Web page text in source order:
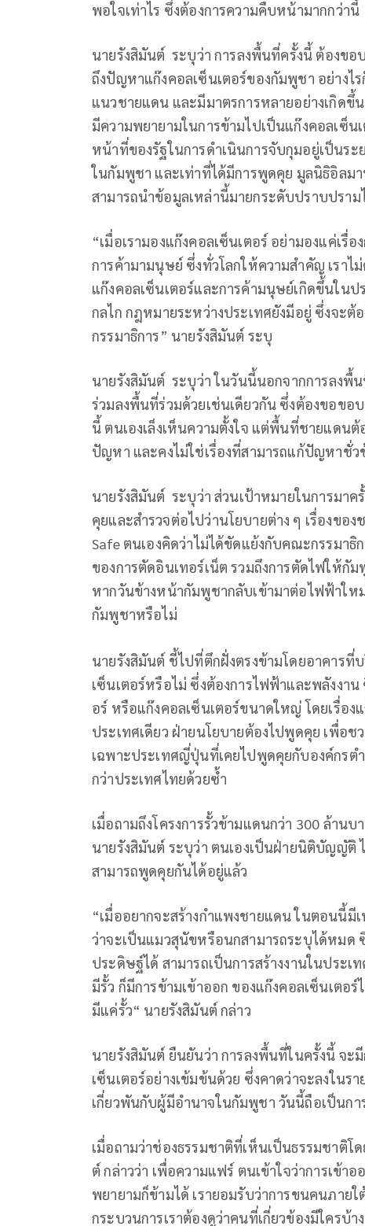
พอใจเท่าไร ซึ่งต้องการความคืบหน้ามากกว่านี้
นายรังสิมันต์ ระบุว่า การลงพื้นที่ครั้งนี้ ต้องข
ถึงปัญหาแก๊งคอลเซ็นเตอร์ของกัมพูชา อย่าง
แนวชายแดน และมีมาตรการหลายอย่างเกิดขึ้
มีความพยายามในการข้ามไปเป็นแก๊งคอลเซ็น
หน้าที่ของรัฐในการดำเนินการจับกุมอยู่เป็นร
ในกัมพูชา และเท่าที่ได้มีการพูดคุย มูลนิธิอิลม
สามารถนำข้อมูลเหล่านี้มายกระดับปราบปราม
“เมื่อเรามองแก๊งคอลเซ็นเตอร์ อย่ามองแค่เรื่
การค้ามามนุษย์ ซึ่งทั่วโลกให้ความสำคัญ เร
แก๊งคอลเซ็นเตอร์และการค้ามนุษย์เกิดขึ้นใน
กลไก กฎหมายระหว่างประเทศยังมีอยู่ ซึ่งจะ
กรรมาธิการ” นายรังสิมันต์ ระบุ
นายรังสิมันต์ ระบุว่า ในวันนี้นอกจากการลงพื้
ร่วมลงพื้นที่ร่วมด้วยเช่นเดียวกัน ซึ่งต้องขอข
นี้ ตนเองเล็งเห็นความตั้งใจ แต่พื้นที่ชายแดน
ปัญหา และคงไม่ใช่เรื่องที่สามารถแก้ปัญหาชั่ว
นายรังสิมันต์ ระบุว่า ส่วนเป้าหมายในการมา
คุยและสำรวจต่อไปว่านโยบายต่าง ๆ เรื่องขอ
Safe ตนเองคิดว่าไม่ได้ขัดแย้งกับคณะกรรมาธิ
ของการตัดอินเทอร์เน็ต รวมถึงการตัดไฟให้
หากวันข้างหน้ากัมพูชากลับเข้ามาต่อไฟฟ้าให
กัมพูชาหรือไม่
นายรังสิมันต์ ชี้ไปที่ตึกฝั่งตรงข้ามโดยอาคาร
เซ็นเตอร์หรือไม่ ซึ่งต้องการไฟฟ้าและพลังงาน
อร์ หรือแก๊งคอลเซ็นเตอร์ขนาดใหญ่ โดยเรื่อ
ประเทศเดียว ฝ่ายนโยบายต้องไปพูดคุย เพื่อ
เฉพาะประเทศญี่ปุ่นที่เคยไปพูดคุยกับองค์กรต
กว่าประเทศไทยด้วยซ้ำ
เมื่อถามถึงโครงการรั้วข้ามแดนกว่า 300 ล้าน
นายรังสิมันต์ ระบุว่า ตนเองเป็นฝ่ายนิติบัญญัติ
สามารถพูดคุยกันได้อยู่แล้ว
“เมื่ออยากจะสร้างกำแพงชายแดน ในตอนนี้มี
ว่าจะเป็นแมวสุนัขหรือนกสามารถระบุได้หมด
ประดิษฐ์ได้ สามารถเป็นการสร้างงานในประ
มีรั้ว ก็มีการข้ามเข้าออก ของแก๊งคอลเซ็นเต
มีแค่รั้ว“ นายรังสิมันต์ กล่าว
นายรังสิมันต์ ยืนยันว่า การลงพื้นที่ในครั้งนี้ จ
เซ็นเตอร์อย่างเข้มข้นด้วย ซึ่งคาดว่าจะลงใน
เกี่ยวพันกับผู้มีอำนาจในกัมพูชา วันนี้ถือเป็นก
เมื่อถามว่าช่องธรรมชาติที่เห็นเป็นธรรมชาติ
ต์ กล่าวว่า เพื่อความแฟร์ ตนเข้าใจว่าการเข้า
พยายามก็ข้ามได้ เรายอมรับว่าการขนคนภาย
กระบวนการเราต้องดูว่าคนที่เกี่ยวข้องมีใครบ้